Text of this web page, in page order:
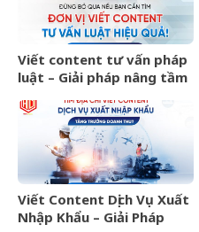
Viết content tư vấn pháp
luật – Giải pháp nâng tầm
khách hàng hiệu quả
Viết Content Dịch Vụ Xuất
Nhập Khẩu – Giải Pháp